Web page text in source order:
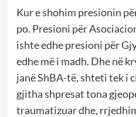
Kur e shohim presionin
po. Presioni për
ishte edhe presioni për
edhe më i madh. Dhe në
janë ShBA-të, shteti tek i
gjitha shpresat tona
traumatizuar dhe,